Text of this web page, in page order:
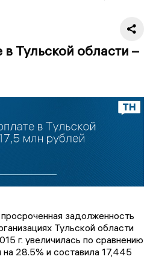
Тульской области –
задолженность
Тульской области
г. увеличилась по сравнению
28.5% и составила 17,445